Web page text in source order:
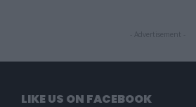
- Advertisement -
LIKE US ON FACEBOOK